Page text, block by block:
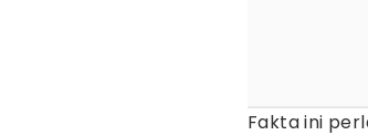
Fakta ini